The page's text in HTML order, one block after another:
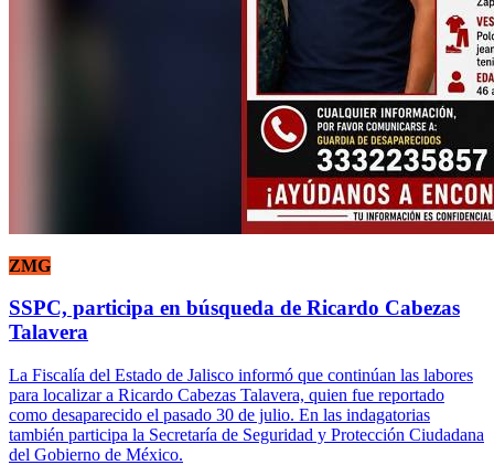
ZMG
SSPC, participa en búsqueda de Ricardo Cabezas
Talavera
La Fiscalía del Estado de Jalisco informó que continúan las labores
para localizar a Ricardo Cabezas Talavera, quien fue reportado
como desaparecido el pasado 30 de julio. En las indagatorias
también participa la Secretaría de Seguridad y Protección Ciudadana
del Gobierno de México.